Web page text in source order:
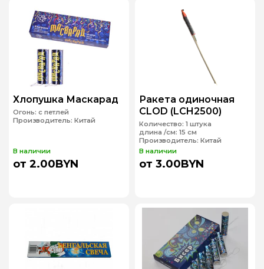
Хлопушка Маскарад
Огонь: с петлей
Производитель: Китай
В наличии
от 2.00BYN
Ракета одиночная
CLOD (LCH2500)
Количество: 1 штука
длина /см: 15 см
Производитель: Китай
В наличии
от 3.00BYN